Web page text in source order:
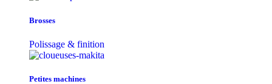
Brosses
Polissage & finition
Petites machines